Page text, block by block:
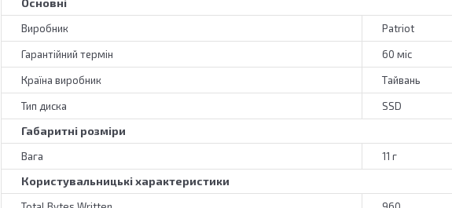
Основні
Виробник Patriot
Гарантійний термін 60 міс
Країна виробник Тайвань
Тип диска SSD
Габаритні розміри
Вага 11 г
Користувальницькі характеристики